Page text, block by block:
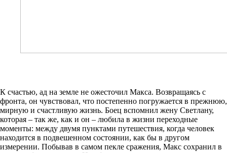
К счастью, ад на земле не ожесточил Макса. Возвращаясь с
фронта, он чувствовал, что постепенно погружается в прежнюю,
мирную и счастливую жизнь. Боец вспомнил жену Светлану,
которая – так же, как и он – любила в жизни переходные
моменты: между двумя пунктами путешествия, когда человек
находится в подвешенном состоянии, как бы в другом
измерении. Побывав в самом пекле сражения, Макс сохранил в